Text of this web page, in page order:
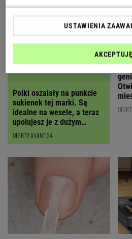
upolujesz je z dużym
RABATEM
OFERTY AVANTI24
"To prawdziwy ratunek dla
USTAWIENIA
AKCEPTUJĘ